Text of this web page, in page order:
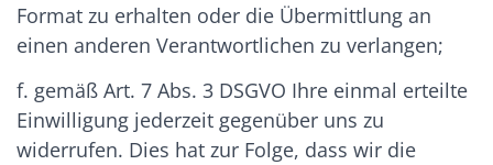
Format zu erhalten oder die Übermittlung an
einen anderen Verantwortlichen zu verlangen;
f. gemäß Art. 7 Abs. 3 DSGVO Ihre einmal erteilte
Einwilligung jederzeit gegenüber uns zu
widerrufen. Dies hat zur Folge, dass wir die